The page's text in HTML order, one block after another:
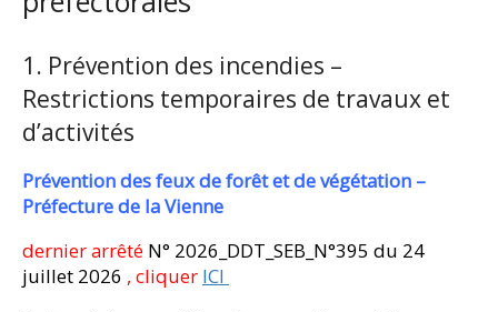
1. Prévention des incendies –
Restrictions temporaires de travaux et
d’activités
Prévention des feux de forêt et de végétation –
Préfecture de la Vienne
dernier arrêté N° 2026_DDT_SEB_N°395 du 24
juillet 2026 , cliquer ICI